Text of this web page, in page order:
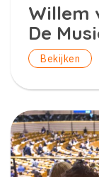
Willem
De
Bekijken